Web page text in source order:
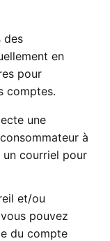
des
en
pour
comptes.
une
à
un courriel pour
et/ou
pouvez
du compte